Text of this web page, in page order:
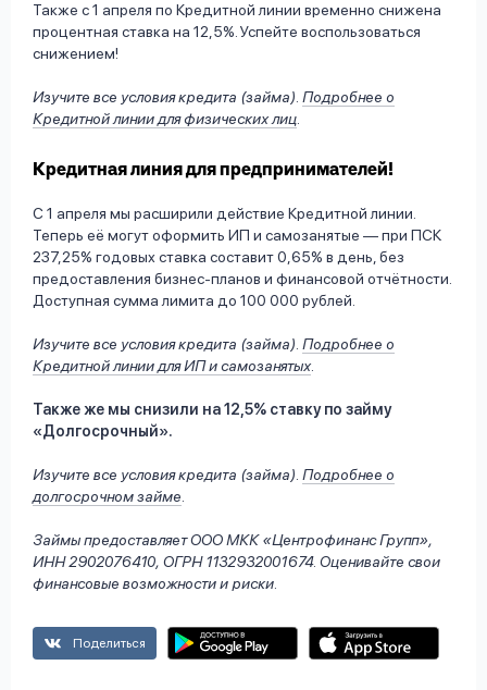
Также с 1 апреля по Кредитной линии временно снижена
процентная ставка на 12,5%. Успейте воспользоваться
снижением!
Изучите все условия кредита (займа). Подробнее о
Кредитной линии для физических лиц.
Кредитная линиядля предпринимателей!
С 1 апреля мы расширили действие Кредитной линии.
Теперь её могут оформить ИП и самозанятые — при ПСК
237,25% годовых ставка составит 0,65% в день, без
предоставления бизнес-планов и финансовой отчётности.
Доступная сумма лимита до 100 000 рублей.
Изучите все условия кредита (займа). Подробнее о
Кредитной линии для ИП и самозанятых.
Также же мы снизили на 12,5% ставку по займу
«Долгосрочный».
Изучите все условия кредита (займа). Подробнее о
долгосрочном займе.
Займы предоставляет ООО МКК «Центрофинанс Групп»,
ИНН 2902076410, ОГРН 1132932001674. Оценивайте свои
финансовые возможности и риски.
Поделиться